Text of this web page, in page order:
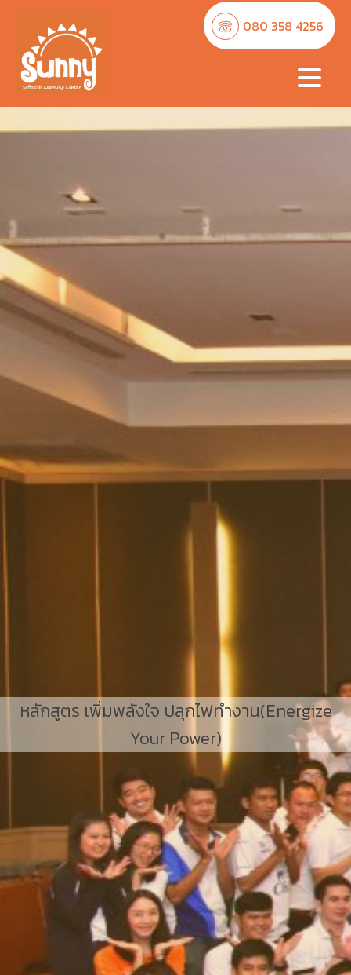
080 358 4256
หลักสูตร เพิ่มพลังใจ ปลุกไฟทำงาน(Energize
Your Power)